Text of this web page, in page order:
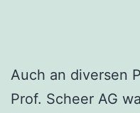
Auch an diversen
Prof. Scheer AG